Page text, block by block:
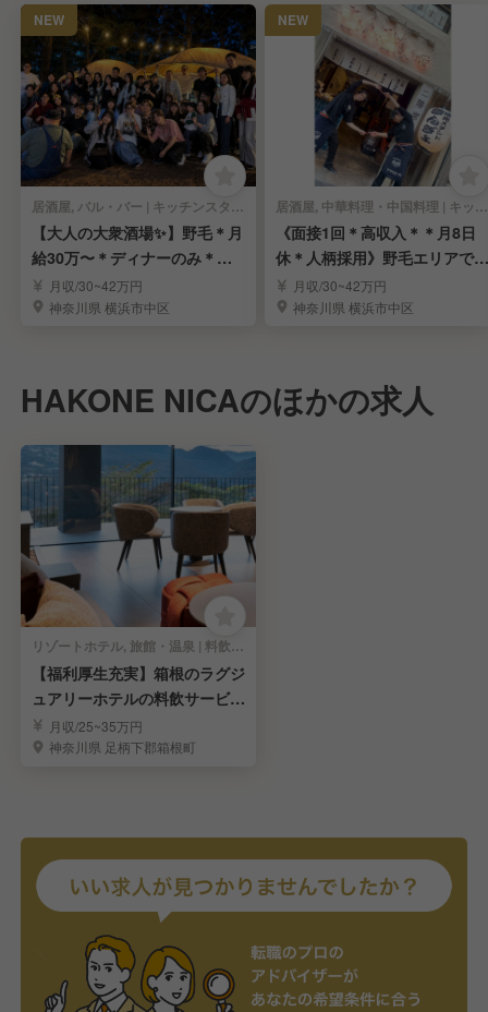
NEW
居酒屋, バル・バー | キッチンスタッフ
【大人の大衆酒場✨】野毛＊月
給30万〜＊ディナーのみ＊未
経験OK＊面接1回
月収/30~42万円
神奈川県 横浜市中区
NEW
居酒屋, 中華料理・中国料理 | キッチンスタッフ
《面接1回＊高収入＊＊月8日
休＊人柄採用》野毛エリアで根
付く人気の大衆酒場
月収/30~42万円
神奈川県 横浜市中区
HAKONE NICAのほかの求人
リゾートホテル, 旅館・温泉 | 料飲部門 | レストランサービス・ホールスタッフ
【福利厚生充実】箱根のラグジ
ュアリーホテルの料飲サービス
スタッフを募集！
月収/25~35万円
神奈川県 足柄下郡箱根町